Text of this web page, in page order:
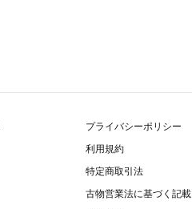
プライバシーポリシー
利用規約
特定商取引法
古物営業法に基づく記載